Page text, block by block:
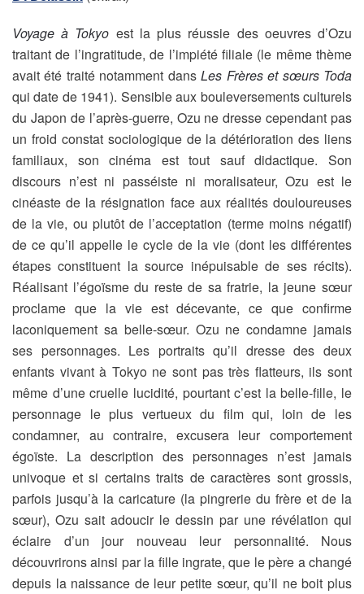
Voyage à Tokyo est la plus réussie des oeuvres d’Ozu
traitant de l’ingratitude, de l’impiété filiale (le même thème
avait été traité notamment dansLes Frères et sœurs Toda
qui date de 1941). Sensible aux bouleversements culturels
du Japon de l’après-guerre, Ozu ne dresse cependant pas
un froid constat sociologique de la détérioration des liens
familiaux, son cinéma est tout sauf didactique. Son
discours n’est ni passéiste ni moralisateur, Ozu est le
cinéaste de la résignation face aux réalités douloureuses
de la vie, ou plutôt de l’acceptation (terme moins négatif)
de ce qu’il appelle le cycle de la vie (dont les différentes
étapes constituent la source inépuisable de ses récits).
Réalisant l’égoïsme du reste de sa fratrie, la jeune sœur
proclame que la vie est décevante, ce que confirme
laconiquement sa belle-sœur. Ozu ne condamne jamais
ses personnages. Les portraits qu’il dresse des deux
enfants vivant à Tokyo ne sont pas très flatteurs, ils sont
même d’une cruelle lucidité, pourtant c’est la belle-fille, le
personnage le plus vertueux du film qui, loin de les
condamner, au contraire, excusera leur comportement
égoïste. La description des personnages n’est jamais
univoque et si certains traits de caractères sont grossis,
parfois jusqu’à la caricature (la pingrerie du frère et de la
sœur), Ozu sait adoucir le dessin par une révélation qui
éclaire d’un jour nouveau leur personnalité. Nous
découvrirons ainsi par la fille ingrate, que le père a changé
depuis la naissance de leur petite sœur, qu’il ne boit plus